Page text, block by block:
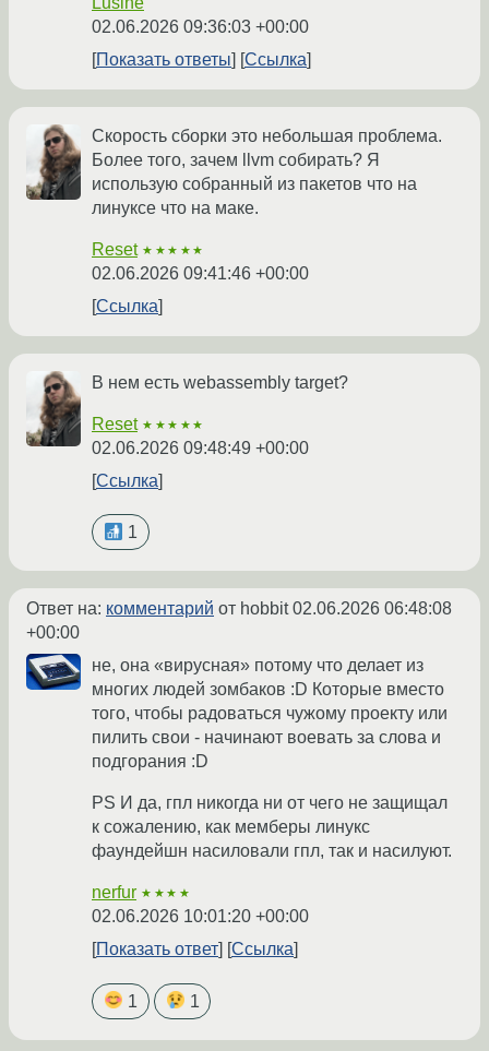
02.06.2026 09:36:03 +00:00
Показать ответы
Ссылка
Скорость сборки это небольшая проблема.
Более того, зачем llvm собирать? Я
использую собранный из пакетов что на
линуксе что на маке.
Reset ★★★★★
02.06.2026 09:41:46 +00:00
Ссылка
В нем есть webassembly target?
Reset ★★★★★
02.06.2026 09:48:49 +00:00
Ссылка
1
Ответ на: комментарий от hobbit02.06.2026 06:48:08
+00:00
не, она «вирусная» потому что делает из
многих людей зомбаков :D Которые вместо
того, чтобы радоваться чужому проекту или
пилить свои - начинают воевать за слова и
подгорания :D
PS И да, гпл никогда ни от чего не защищал
к сожалению, как мемберы линукс
фаундейшн насиловали гпл, так и насилуют.
nerfur ★★★★
02.06.2026 10:01:20 +00:00
Показать ответ
Ссылка
1 1